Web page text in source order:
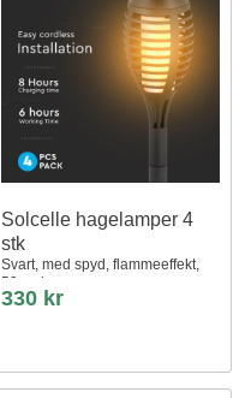
Solcelle hagelamper 4
stk
Svart, med spyd, flammeeffekt,
50cm høy
330 kr